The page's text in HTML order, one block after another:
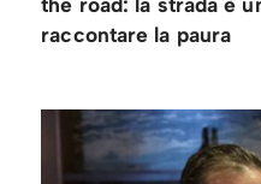
raccontare la paura